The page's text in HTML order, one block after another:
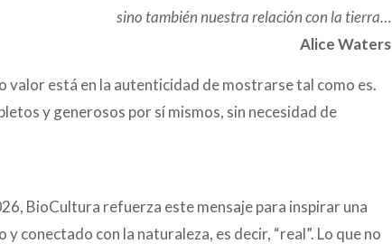
sino también nuestra relación con la tierra…
Alice Waters
valor está en la autenticidad de mostrarse tal como es.
y generosos por sí mismos, sin necesidad de
BioCultura refuerza este mensaje para inspirar una
conectado con la naturaleza, es decir, “real”. Lo que no